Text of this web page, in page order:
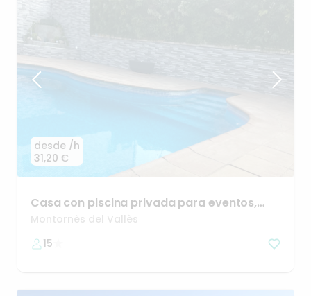
desde
31,20 €
/h
Casa con piscina privada para eventos​,​
celebraciones y alqui
Montornès del Vallès
15